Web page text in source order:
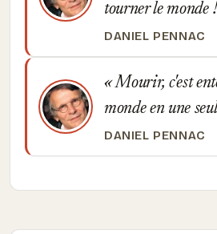
tourner le monde !
DANIEL PENNAC
Mourir, c'est
monde en une
DANIEL PENNAC